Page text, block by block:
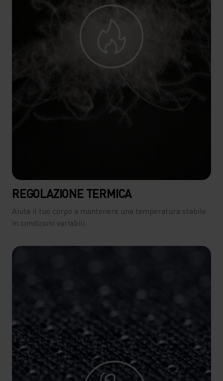
REGOLAZIONE TERMICA
Aiuta il tuo corpo a mantenere una temperatura stabile
in condizioni variabili.